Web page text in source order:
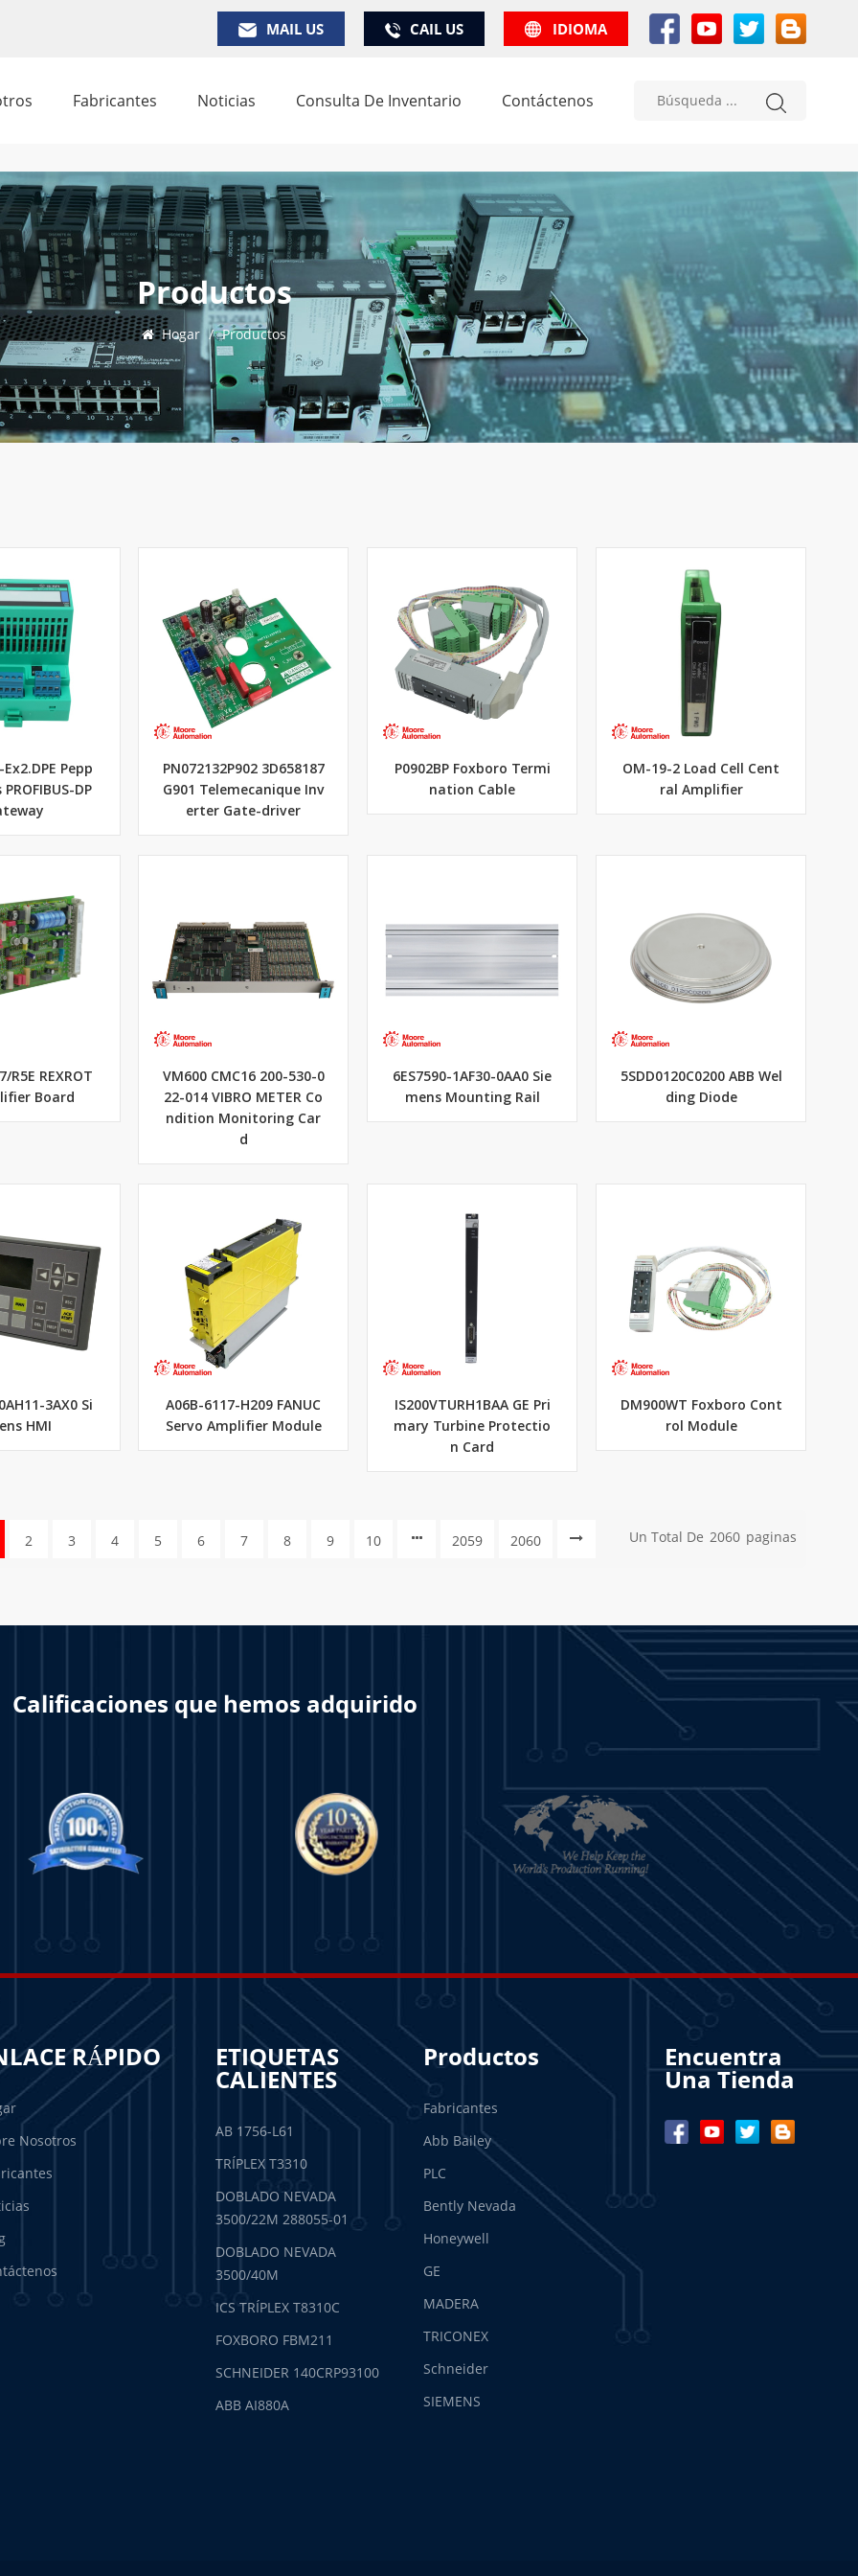
MAIL US CAIL US IDIOMA
Fabricantes Noticias Consulta De Inventario Contáctenos
Productos
Hogar / Productos
Ex2.DPE Pepp
DP
PN072132P902 3D658187
G901 Telemecanique Inv
erter Gate-driver
P0902BP Foxboro Termi
nation Cable
OM-19-2 Load Cell Cent
ral Amplifier
R5E REXROT
Board
VM600 CMC16 200-530-0
22-014 VIBRO METER Co
ndition Monitoring Car
d
6ES7590-1AF30-0AA0 Sie
mens Mounting Rail
5SDD0120C0200 ABB Wel
ding Diode
3AX0 Si
HMI
A06B-6117-H209 FANUC
Servo Amplifier Module
IS200VTURH1BAA GE Pri
mary Turbine Protectio
n Card
DM900WT Foxboro Cont
rol Module
2 3 4 5 6 7 8 9 10 2059 2060 Un Total De 2060 Paginas
Calificaciones que hemos adquirido
RÁPIDO
Nosotros
ETIQUETAS
CALIENTES
AB 1756-L61
TRÍPLEX T3310
DOBLADO NEVADA
3500/22M 288055-01
DOBLADO NEVADA
3500/40M
ICS TRÍPLEX T8310C
FOXBORO FBM211
SCHNEIDER 140CRP93100
ABB AI880A
Productos
Fabricantes
Abb Bailey
PLC
Bently Nevada
Honeywell
GE
MADERA
TRICONEX
Schneider
SIEMENS
Encuentra
Una Tienda